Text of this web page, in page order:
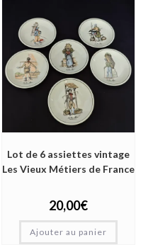
Lot de 6 assiettes vintage
Les Vieux Métiers de France
20,00€
Ajouter au panier